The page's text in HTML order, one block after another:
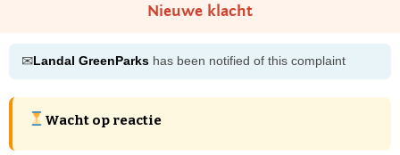
Nieuwe klacht
✉Landal GreenParks has been notified of this complaint
Wacht op reactie